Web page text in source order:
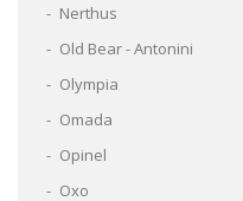
Nerthus
Old Bear - Antonini
Olympia
Omada
Opinel
Oxo